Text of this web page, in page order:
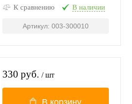
К сравнению В наличии
Артикул: 003-300010
330 руб. / шт